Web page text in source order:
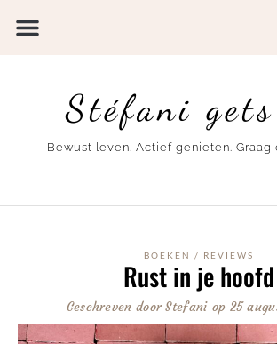
Stéfani
Bewust leven. Actief genieten. Graag
BOEKEN / REVIEWS
Rust in je hoofd
Geschreven doorStefani op 25